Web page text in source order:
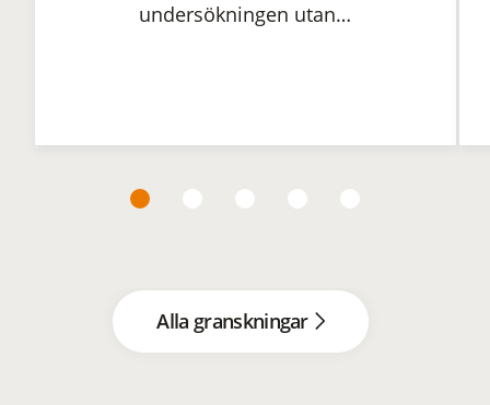
undersökningen utan…
Alla granskningar